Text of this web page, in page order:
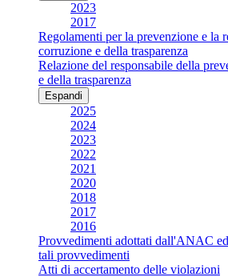
2023
2017
Regolamenti per la prevenzione e la
corruzione e della trasparenza
Relazione del responsabile della
e della trasparenza
Espandi
2025
2024
2023
2022
2021
2020
2018
2017
2016
Provvedimenti adottati dall'ANAC
tali provvedimenti
Atti di accertamento delle violazioni